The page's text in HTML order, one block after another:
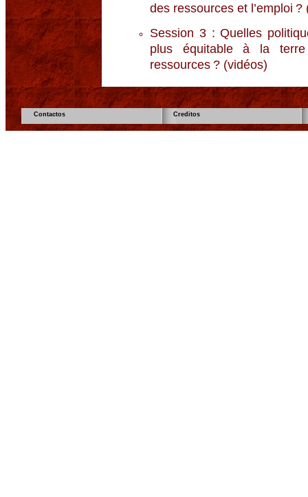
des ressources et l’emploi ?
Session 3 : Quelles
plus équitable à la
ressources ? (vidéos)
Contactos Creditos